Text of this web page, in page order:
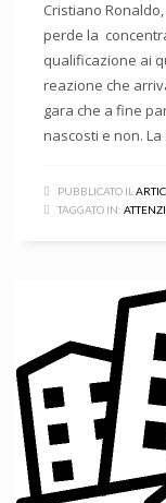
Cristiano
perde la
qualificazione ai
reazione che
gara che a fine
nascosti e non.
PUBBLICATO IL
TAGGATO IN: